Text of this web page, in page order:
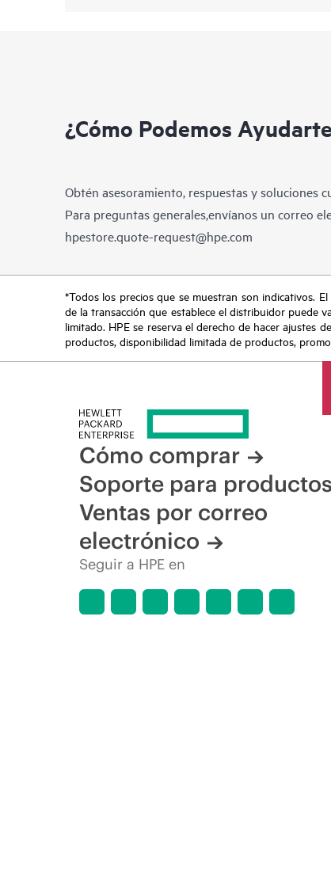
¿Cómo Podemos
Obtén asesoramiento, respuestas y soluciones
Para preguntas generales,envíanos un correo
hpestore.quote-request@hpe.com
*Todos los precios que se muestran son indicativos.
de la transacción que establece el distribuidor puede
limitado. HPE se reserva el derecho de hacer ajustes
productos, disponibilidad limitada de productos,
Cómo comprar
Soporte para productos
Ventas por correo
electrónico
Seguir a HPE en